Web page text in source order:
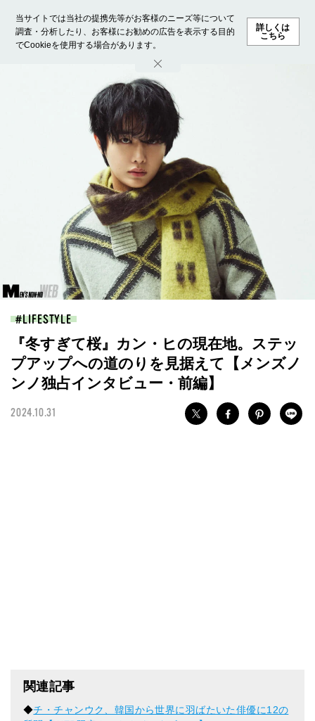
当サイトでは当社の提携先等がお客様のニーズ等について
調査・分析したり、お客様にお勧めの広告を表示する目的
でCookieを使用する場合があります。
詳しくは
こちら
ホーム モデル募集 ランキング ファッション ビューテ
LIFESTYLE
『冬すぎて桜』カン・ヒの現在地。ステッ
プアップへの道のりを見据えて【メンズノ
ンノ独占インタビュー・前編】
2024.10.31
関連記事
◆チ・チャンウク、韓国から世界に羽ばたいた俳優に12の